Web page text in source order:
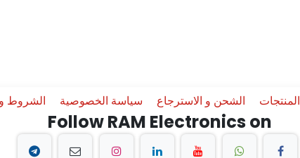
المنتجات الشحن و الاسترجاع سياسة الخصوصية الشروط
Follow RAM Electronics on